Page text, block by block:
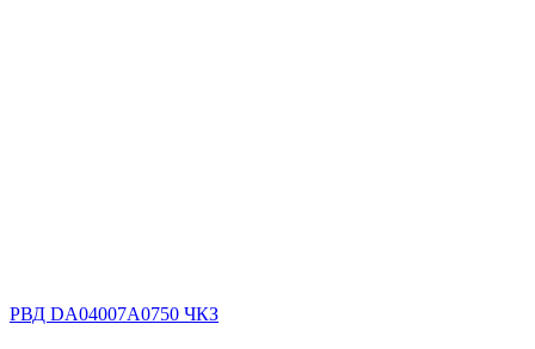
РВД DA04007A0750 ЧКЗ